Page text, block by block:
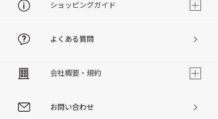
ショッピングガイド
よくある質問
会社概要・規約
お問い合わせ